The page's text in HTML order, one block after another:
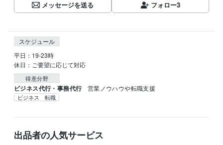
メッセージを送る フォロー3
スケジュール
平日：19-23時
休日：ご要望に応じて対応
得意分野
ビジネス代行・事務代行 営業ノウハウや転職支援
ビジネス 転職
出品者の人気サービス